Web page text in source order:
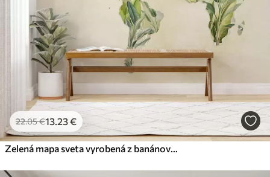
22.05€13 .23€